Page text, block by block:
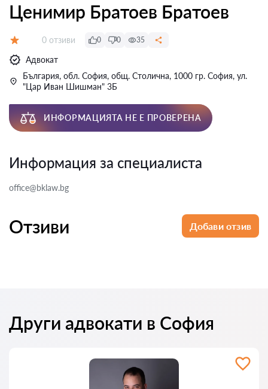
Ценимир Братоев Братоев
Отзиви:
0 отзиви 0 0 35
Адвокат
България, обл. София, общ. Столична, 1000 гр. София, ул.
"Цар Иван Шишман" 3Б
ИНФОРМАЦИЯТА НЕ Е ПРОВЕРЕНА
Информация за специалиста
office@bklaw.bg
Отзиви Добави отзив
Други адвокати в София